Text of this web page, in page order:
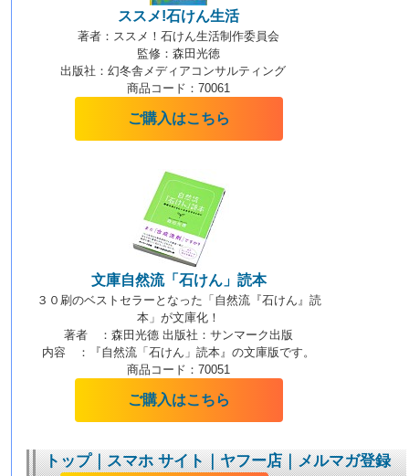
ススメ!石けん生活
著者：ススメ！石けん生活制作委員会
監修：森田光徳
出版社：幻冬舎メディアコンサルティング
商品コード：70061
ご購入はこちら
文庫自然流「石けん」読本
３０刷のベストセラーとなった「自然流『石けん』読
本」が文庫化！
著者 ：森田光德 出版社：サンマーク出版
内容 ：『自然流「石けん」読本』の文庫版です。
商品コード：70051
ご購入はこちら
トップ｜スマホ サイト｜ヤフー店｜メルマガ登録